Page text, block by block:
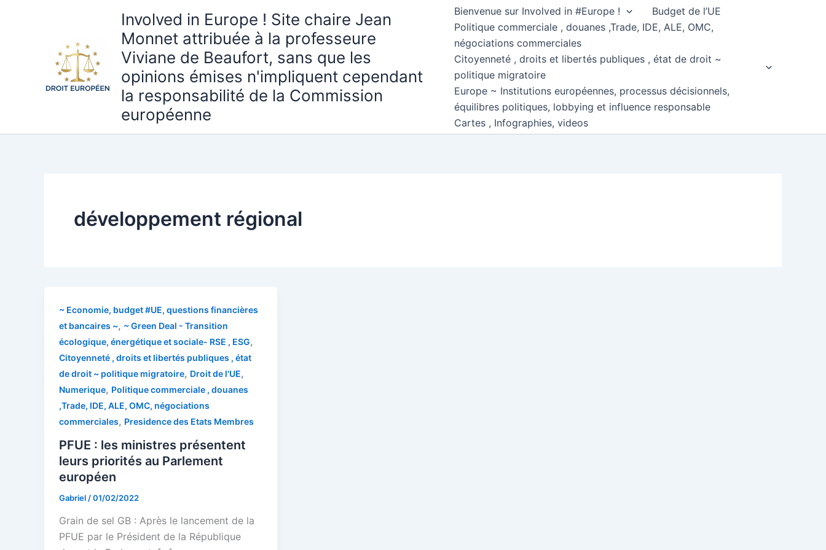
Involved in Europe ! Site chaire Jean
Monnet attribuée à la professeure
Viviane de Beaufort, sans que les
opinions émises n'impliquent cependant
la responsabilité de la Commission
européenne
Bienvenue sur Involved in #Europe !
Budget de l’UE
Politique commerciale , douanes ,Trade, IDE, ALE, OMC,
négociations commerciales
Citoyenneté , droits et libertés publiques , état de droit ~
politique migratoire
Europe ~ Institutions européennes, processus décisionnels,
équilibres politiques, lobbying et influence responsable
Cartes , Infographies, videos
développement régional
~ Economie, budget #UE, questions financières
et bancaires ~, ~ Green Deal - Transition
écologique, énergétique et sociale- RSE , ESG,
Citoyenneté , droits et libertés publiques , état
de droit ~ politique migratoire, Droit de l'UE,
Numerique, Politique commerciale , douanes
,Trade, IDE, ALE, OMC, négociations
commerciales, Presidence des Etats Membres
PFUE : les ministres présentent
leurs priorités au Parlement
européen
Gabriel /01/02/2022
Grain de sel GB : Après le lancement de la
PFUE par le Président de la République